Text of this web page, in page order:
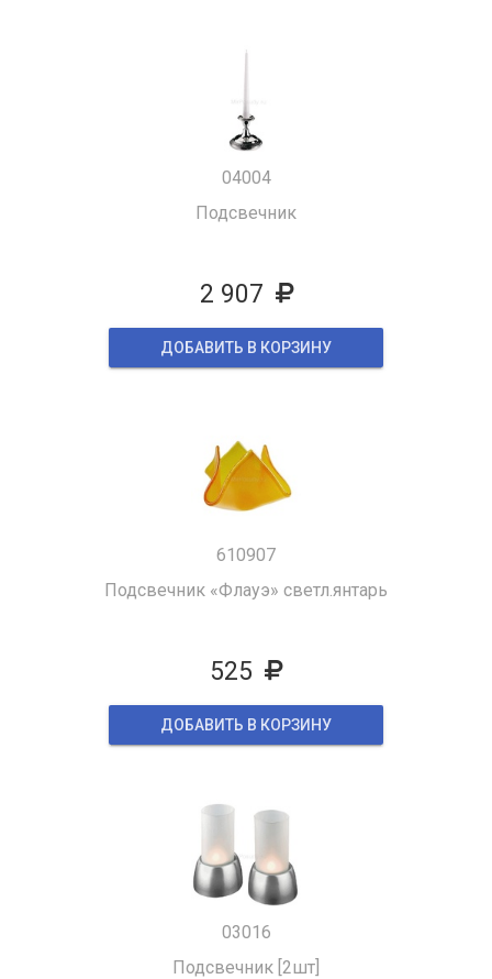
04004
Подсвечник
2 907
ДОБАВИТЬ В КОРЗИНУ
610907
Подсвечник «Флауэ» светл.янтарь
525
ДОБАВИТЬ В КОРЗИНУ
03016
Подсвечник [2шт]